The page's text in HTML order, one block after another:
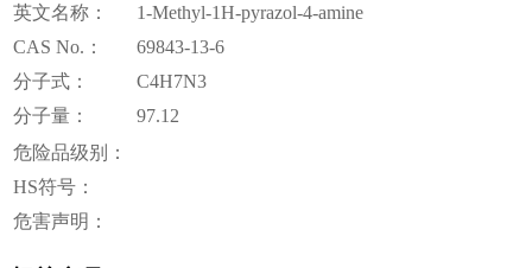
英文名称：
1-Methyl-1H-pyrazol-4-amine
CAS No.：
69843-13-6
分子式：
C4H7N3
分子量：
97.12
危险品级别：
HS符号：
危害声明：